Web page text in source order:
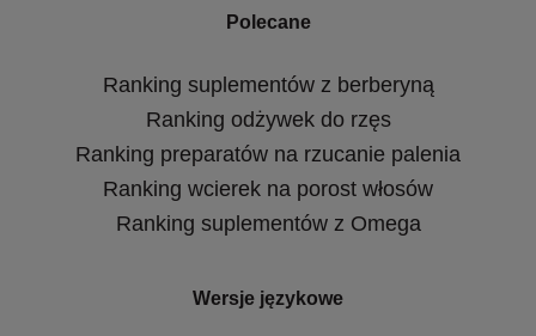
Polecane
Ranking suplementów z berberyną
Ranking odżywek do rzęs
Ranking preparatów na rzucanie palenia
Ranking wcierek na porost włosów
Ranking suplementów z Omega
Wersje językowe